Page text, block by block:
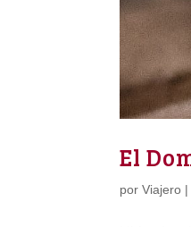
El
porViajero